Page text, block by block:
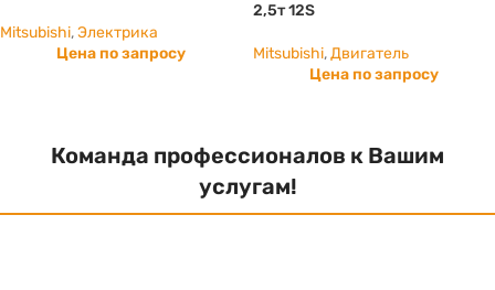
Mitsubishi,Электрика
Цена по запросу
2,5т 12S
Mitsubishi,Двигатель
Цена по запросу
Команда профессионалов к Вашим
услугам!